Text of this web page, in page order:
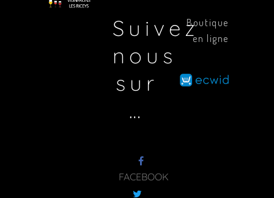
Suivez
nous
sur
…
FACEBOOK
Boutique
en ligne